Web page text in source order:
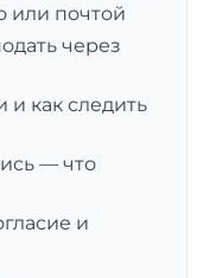
или почтой
через
и как следить
— что
и